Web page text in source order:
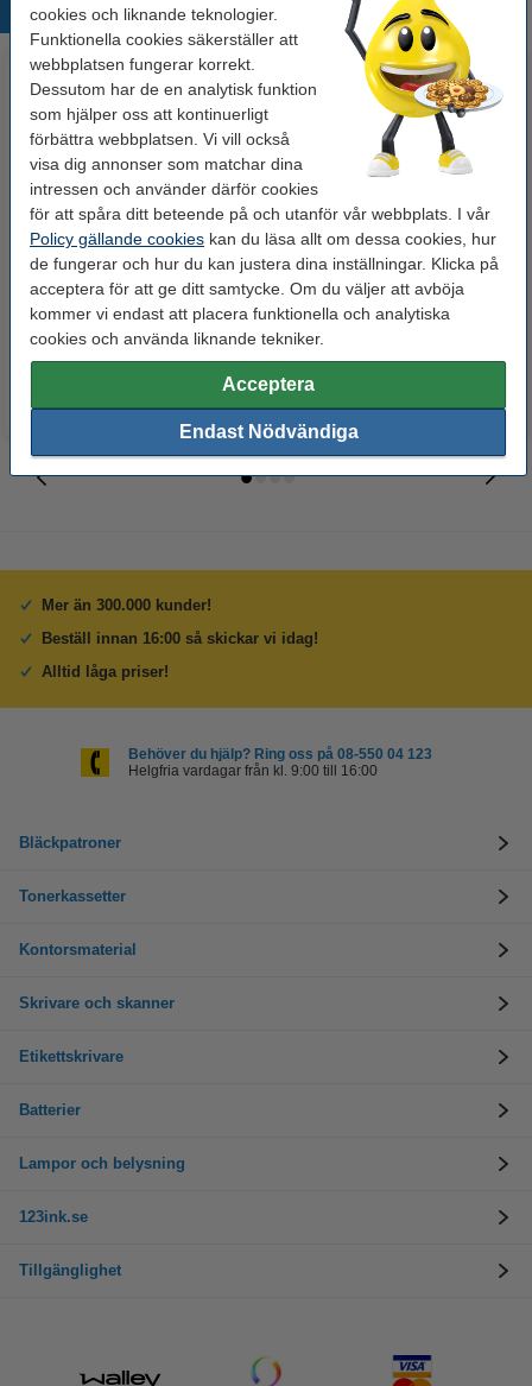
cookies och liknande teknologier.
Funktionella cookies säkerställer att
webbplatsen fungerar korrekt.
Dessutom har de en analytisk funktion
som hjälper oss att kontinuerligt
förbättra webbplatsen. Vi vill också
visa dig annonser som matchar dina
intressen och använder därför cookies
för att spåra ditt beteende på och utanför vår webbplats. I vår
Policy gällande cookies kan du läsa allt om dessa cookies, hur
de fungerar och hur du kan justera dina inställningar. Klicka på
acceptera för att ge ditt samtycke. Om du väljer att avböja
kommer vi endast att placera funktionella och analytiska
cookies och använda liknande tekniker.
Acceptera
Endast Nödvändiga
Populära produkter
Kortskrivare Evolis Badgy 100
[4kg]
6 500 kr Inkl. 25% Moms
Evolis CBGR0100C färgband
YMCK (original)
475 kr Inkl. 25% Moms
Mer än 300.000 kunder!
Beställ innan 16:00 så skickar vi idag!
Alltid låga priser!
Behöver du hjälp? Ring oss på 08-550 04 123
Helgfria vardagar från kl. 9:00 till 16:00
Bläckpatroner
Tonerkassetter
Kontorsmaterial
Skrivare och skanner
Etikettskrivare
Batterier
Lampor och belysning
123ink.se
Tillgänglighet